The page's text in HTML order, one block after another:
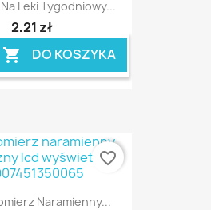
Leki Tygodniowy...
2,21 zł
 DO KOSZYKA
Naramienny...
favorite_border